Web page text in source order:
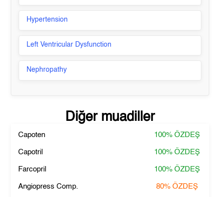
Hypertension
Left Ventricular Dysfunction
Nephropathy
Diğer muadiller
Capoten 100% ÖZDEŞ
Capotril 100% ÖZDEŞ
Farcopril 100% ÖZDEŞ
Angiopress Comp. 80% ÖZDEŞ